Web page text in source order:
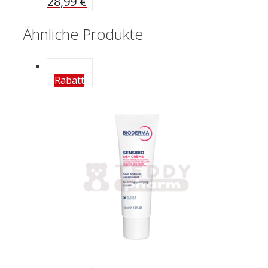
Ähnliche Produkte
Rabatt